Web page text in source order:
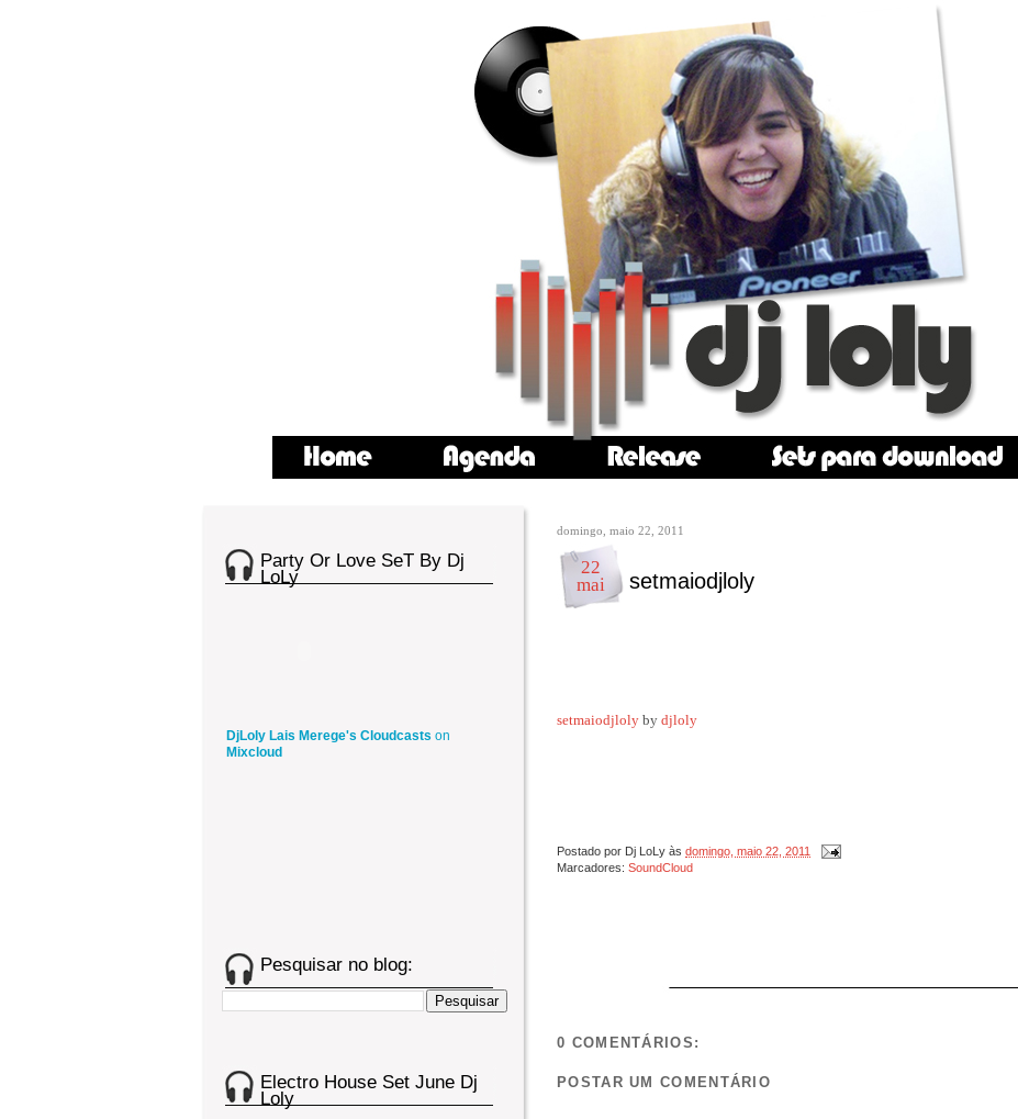
domingo, maio 22, 2011
22
mai
setmaiodjloly
setmaiodjloly by djloly
Postado por Dj LoLy às domingo, maio 22, 2011
Marcadores: SoundCloud
0 COMENTÁRIOS:
POSTAR UM COMENTÁRIO
Party Or Love SeT By Dj
LoLy
DjLoly Lais Merege's Cloudcasts on
Mixcloud
Pesquisar no blog:
Electro House Set June Dj
Loly